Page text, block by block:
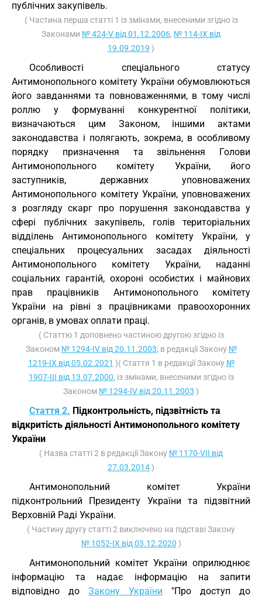
публічних закупівель.
( Частина перша статті 1 із змінами, внесеними згідно із
Законами № 424-V від 01.12.2006, № 114-IX від
19.09.2019 )
Особливості спеціального статусу
Антимонопольного комітету України обумовлюються
його завданнями та повноваженнями, в тому числі
роллю у формуванні конкурентної політики,
визначаються цим Законом, іншими актами
законодавства і полягають, зокрема, в особливому
порядку призначення та звільнення Голови
Антимонопольного комітету України, його
заступників, державних уповноважених
Антимонопольного комітету України, уповноважених
з розгляду скарг про порушення законодавства у
сфері публічних закупівель, голів територіальних
відділень Антимонопольного комітету України, у
спеціальних процесуальних засадах діяльності
Антимонопольного комітету України, наданні
соціальних гарантій, охороні особистих і майнових
прав працівників Антимонопольного комітету
України на рівні з працівниками правоохоронних
органів, в умовах оплати праці.
( Статтю 1 доповнено частиною другою згідно із
Законом № 1294-IV від 20.11.2003; в редакції Закону №
1219-IX від 05.02.2021 )( Стаття 1 в редакції Закону №
1907-III від 13.07.2000, із змінами, внесеними згідно із
Законом № 1294-IV від 20.11.2003 )
Стаття 2. Підконтрольність, підзвітність та
відкритість діяльності Антимонопольного комітету
України
( Назва статті 2 в редакції Закону № 1170-VII від
27.03.2014)
Антимонопольний комітет України
підконтрольний Президенту України та підзвітний
Верховній Раді України.
( Частину другу статті 2 виключено на підставі Закону
№ 1052-IX від 03.12.2020 )
Антимонопольний комітет України оприлюднює
інформацію та надає інформацію на запити
відповідно до Закону України "Про доступ до